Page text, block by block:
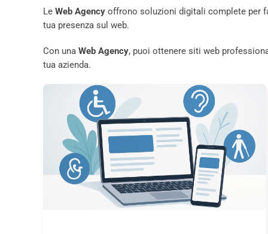
Le Web Agency offrono soluzioni digitali complete per
tua presenza sul web.
Con una Web Agency, puoi ottenere siti web
tua azienda.